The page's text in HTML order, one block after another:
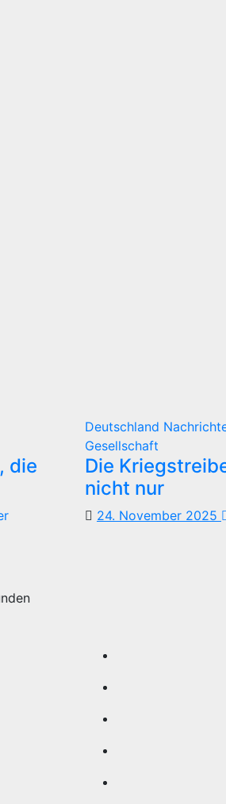
die
Deutschland
Gesellschaft
Die
nicht nur
24. November 2025